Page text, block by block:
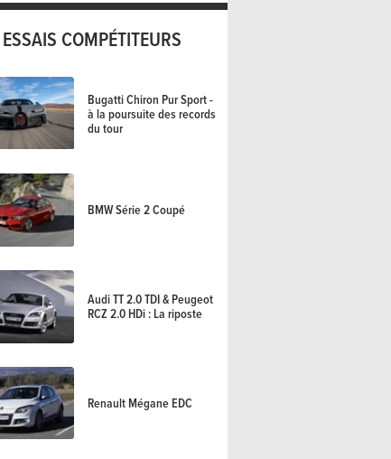
ESSAIS COMPÉTITEURS
Bugatti Chiron Pur Sport -
à la poursuite des records
du tour
BMW Série 2 Coupé
Audi TT 2.0 TDI & Peugeot
RCZ 2.0 HDi : La riposte
Renault Mégane EDC